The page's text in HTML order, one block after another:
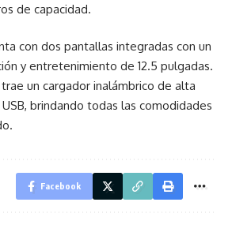
de capacidad.
con dos pantallas integradas con un
y entretenimiento de 12.5 pulgadas.
un cargador inalámbrico de alta
brindando todas las comodidades
Facebook